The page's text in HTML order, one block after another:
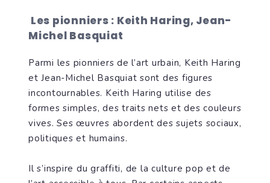
Les pionniers : Keith Haring, Jean-
Michel Basquiat
Parmi les pionniers de l’art urbain, Keith Haring
et Jean-Michel Basquiat sont des figures
incontournables. Keith Haring utilise des
formes simples, des traits nets et des couleurs
vives. Ses œuvres abordent des sujets sociaux,
politiques et humains.
Il s’inspire du graffiti, de la culture pop et de